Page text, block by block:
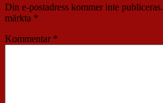
Din e-postadress kommer inte publiceras.
märkta *
Kommentar *